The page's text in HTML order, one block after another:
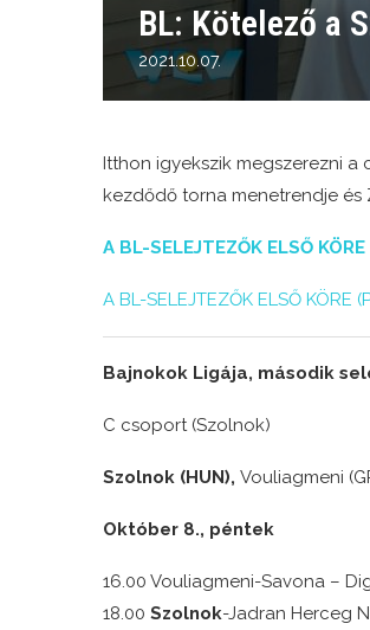
BL: Kötelező a
2021.10.07.
Itthon igyekszik megszerezni
kezdődő torna menetrendje és
A BL-SELEJTEZŐK ELSŐ KÖRE
A BL-SELEJTEZŐK ELSŐ KÖRE
Bajnokok Ligája, második
C csoport (Szolnok)
Szolnok (HUN), Vouliagmeni
Október 8., péntek
16.00 Vouliagmeni-Savona –
18.00 Szolnok-Jadran Herceg